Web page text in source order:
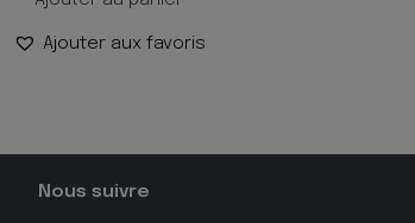
Ajouter aux favoris
Nous suivre